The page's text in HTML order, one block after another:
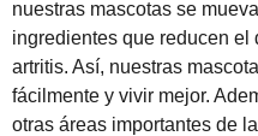
nuestras mascotas se
ingredientes que reducen el
artritis. Así, nuestras
fácilmente y vivir mejor.
otras áreas importantes de